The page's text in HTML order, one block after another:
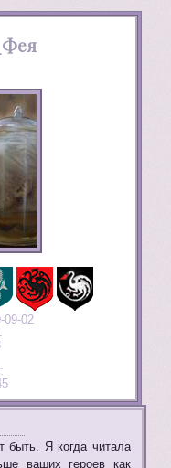
09-02
Я когда читала
ваших героев как